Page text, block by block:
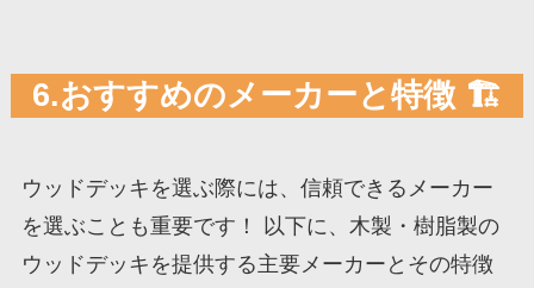
6.おすすめのメーカーと特徴 🏗️
ウッドデッキを選ぶ際には、信頼できるメーカー
を選ぶことも重要です！ 以下に、木製・樹脂製の
ウッドデッキを提供する主要メーカーとその特徴